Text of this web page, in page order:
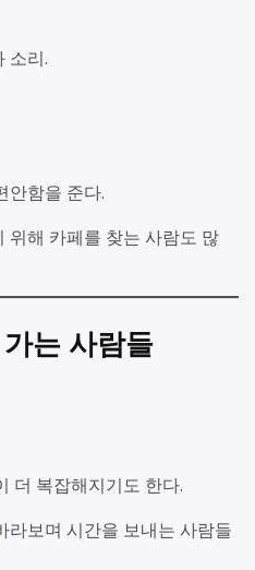
소리.
안함을 준다.
위해 카페를 찾는 사람도 많
는 사람들
더 복잡해지기도 한다.
라보며 시간을 보내는 사람들